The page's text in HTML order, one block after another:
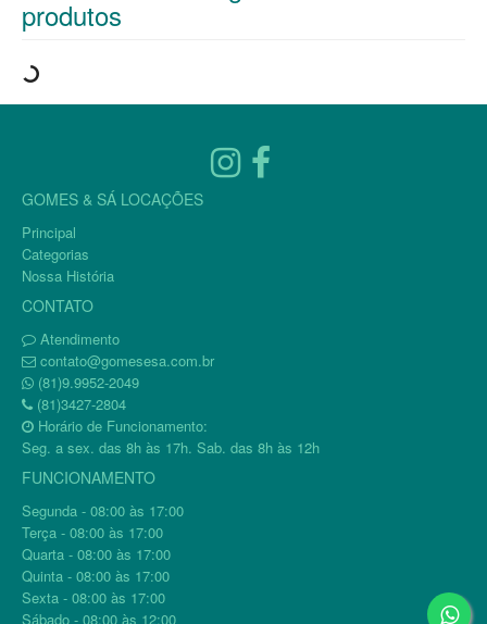
produtos
GOMES & SÁ LOCAÇÕES
Principal
Categorias
Nossa História
CONTATO
Atendimento
contato@gomesesa.com.br
(81)9.9952-2049
(81)3427-2804
Horário de Funcionamento:
Seg. a sex. das 8h às 17h. Sab. das 8h às 12h
FUNCIONAMENTO
Segunda - 08:00 às 17:00
Terça - 08:00 às 17:00
Quarta - 08:00 às 17:00
Quinta - 08:00 às 17:00
Sexta - 08:00 às 17:00
Sábado - 08:00 às 12:00